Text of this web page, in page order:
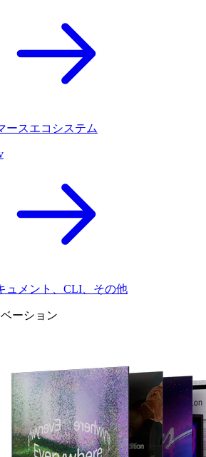
ースエコシステム
ュメント、CLI、その他
ーション